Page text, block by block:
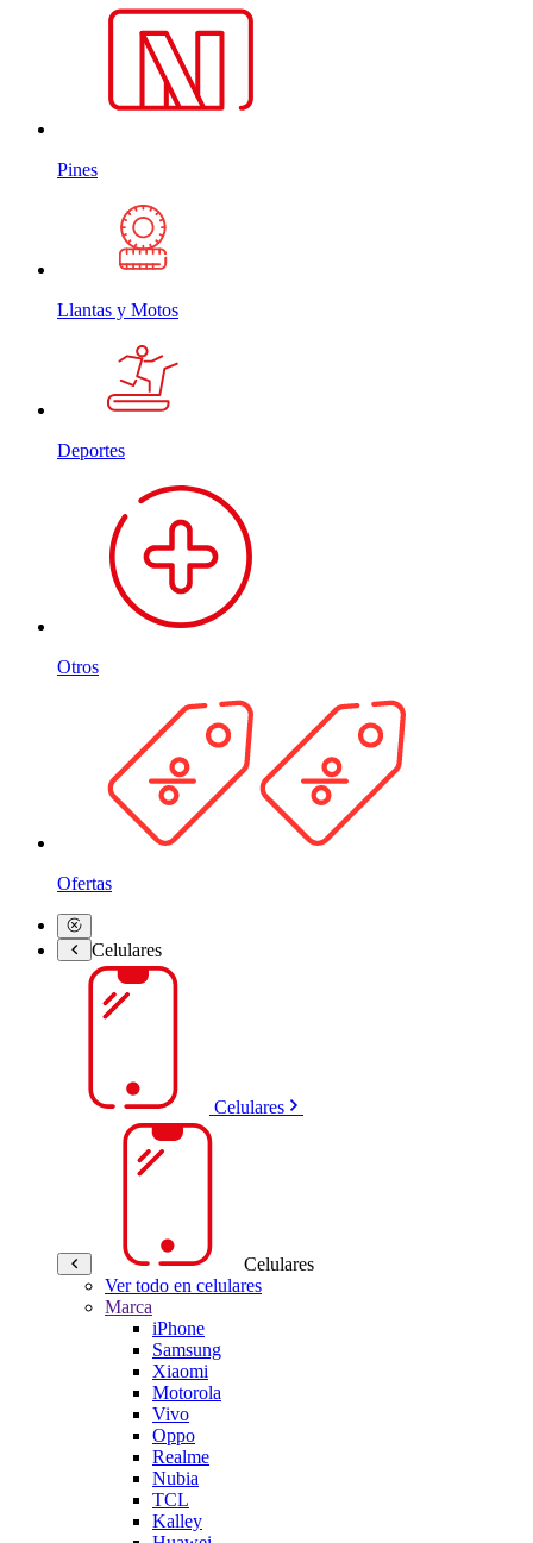
Pines
Llantas y Motos
Deportes
Otros
Ofertas
Celulares
Celulares
Celulares
Ver todo en celulares
Marca
iPhone
Samsung
Xiaomi
Motorola
Vivo
Oppo
Realme
Nubia
TCL
Kalley